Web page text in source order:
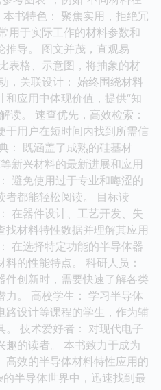
本书特色： 聚焦实用，拒绝冗
用于实际工作的材料参数和
推导。 图文并茂，直观易
表格、示意图，将抽象的材
，关联设计： 始终围绕材料
应用中体现价值，提供“知
读。 速查优先，高效检索：
于用户在短时间内找到所需信
： 既涵盖了成熟的硅基材
新兴材料的最新进展和应用
避免使用过于专业和晦涩的
者都能轻松阅读。 目标读
在器件设计、工艺开发、失
找材料特性数据并理解其应用
在选择特定功能的半导体器
的性能特点。 科研人员：
件创新时，需要快速了解各类
力。 高校学生： 学习半导体
路设计等课程的学生，作为辅
。 技术爱好者： 对现代电子
趣的读者。 本书致力于成为
高效的半导体材料特性应用的
半导体世界中，迅速找到最